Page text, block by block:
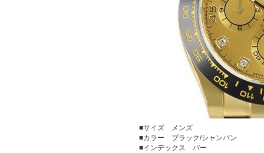
■サイズ メンズ
■カラー ブラック/シャンパン
■インデックス バー